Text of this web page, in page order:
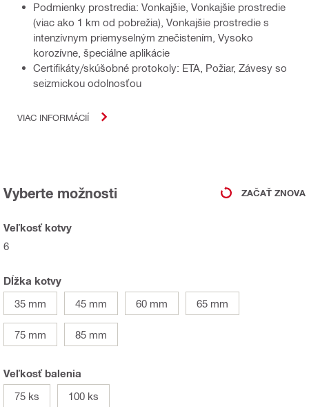
Podmienky prostredia: Vonkajšie, Vonkajšie prostredie
(viac ako 1 km od pobrežia), Vonkajšie prostredie s
intenzívnym priemyselným znečistením, Vysoko
korozívne, špeciálne aplikácie
Certifikáty/skúšobné protokoly: ETA, Požiar, Závesy so
seizmickou odolnosťou
VIAC INFORMÁCIÍ
Vyberte možnosti ZAČAŤ ZNOVA
Veľkosť kotvy
6
Dĺžka kotvy
35 mm
45 mm 60 mm 65 mm
75 mm 85 mm
Veľkosť balenia
75 ks
100 ks